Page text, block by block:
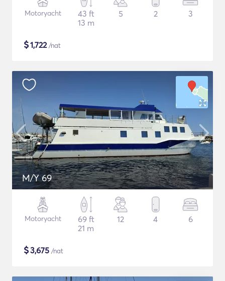
Motoryacht
43 ft
13 m
5 2 3
$1,722/nat
M/Y 69
Motoryacht
69 ft
21 m
12 4 6
$3,675 /nat